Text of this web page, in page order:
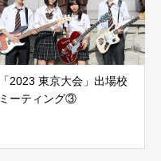
「2023 東京大会」出場校
ミーティング③